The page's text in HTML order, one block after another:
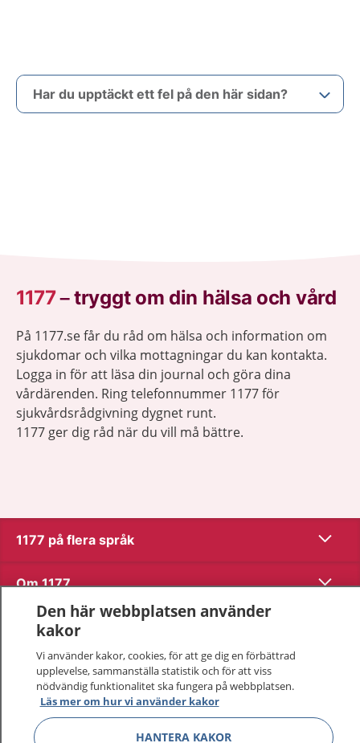
Har du upptäckt ett fel på den här sidan?
1177–tryggt om din hälsa och vård
På 1177.se får du råd om hälsa och information om
sjukdomar och vilka mottagningar du kan kontakta.
Logga in för att läsa din journal och göra dina
vårdärenden. Ring telefonnummer 1177 för
sjukvårdsrådgivning dygnet runt.
1177 ger dig råd när du vill må bättre.
1177 på flera språk Visa
Om 1177 Visa
Kontakt
Behandling av personuppgifter
Hantering av kakor
Den här webbplatsen använder
kakor
Vi använder kakor, cookies, för att ge dig en förbättrad
upplevelse, sammanställa statistik och för att viss
nödvändig funktionalitet ska fungera på webbplatsen.
Läs mer om hur vi använder kakor
HANTERA KAKOR